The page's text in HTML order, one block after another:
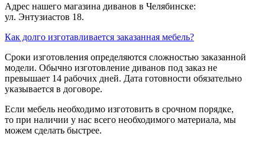
Адрес нашего магазина диванов в Челябинске:
ул. Энтузиастов 18.
Как долго изготавливается заказанная мебель?
Сроки изготовления определяются сложностью заказанной
модели. Обычно изготовление диванов под заказ не
превышает 14 рабочих дней. Дата готовности обязательно
указывается в договоре.
Если мебель необходимо изготовить в срочном порядке,
то при наличии у нас всего необходимого материала, мы
можем сделать быстрее.